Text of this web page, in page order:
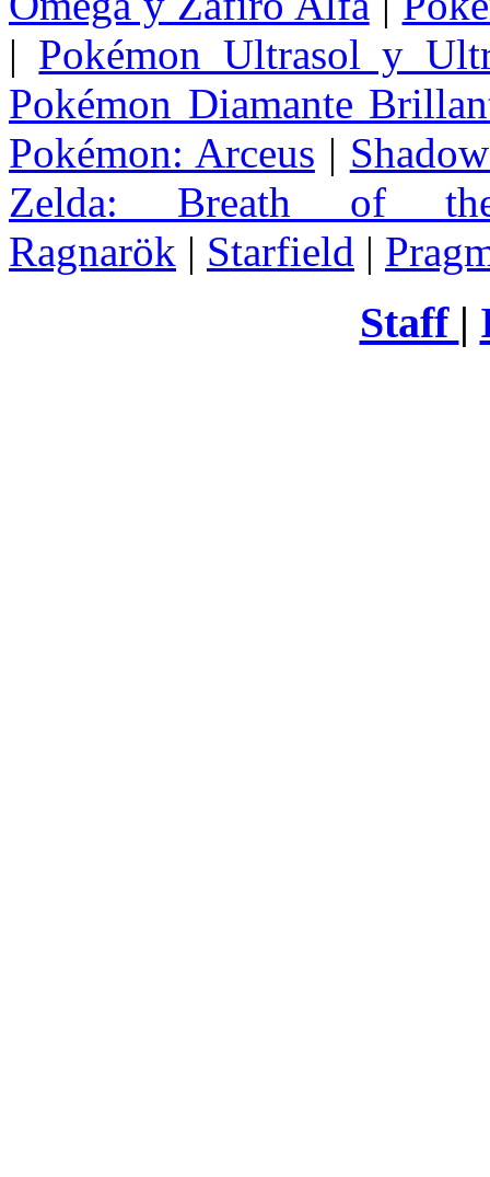
| Pokémon Ultrasol y
Pokémon Diamante
Pokémon: Arceus |
Zelda: Breath of
Ragnarök | Starfield |
Staff |